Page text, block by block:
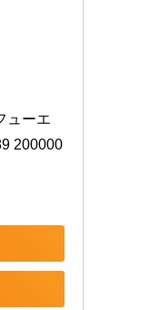
ューエ
200000